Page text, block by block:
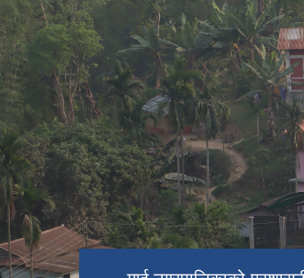
चिलिङ्गकोट चिया बगान, माई
माई न.पा, व्यवसायीक